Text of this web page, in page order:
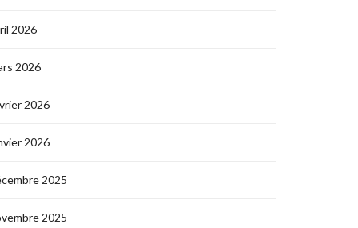
2026
2026
2026
2026
2025
2025